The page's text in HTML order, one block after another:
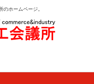
のホームページ。